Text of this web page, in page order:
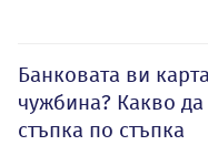
Банковата ви
чужбина? Какво
стъпка по стъпка